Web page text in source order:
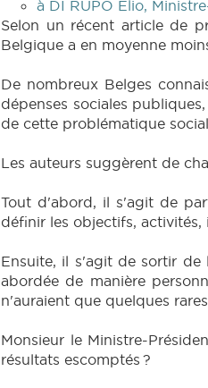
à DI RUPO Elio,
Selon un récent article de
Belgique a en moyenne
De nombreux Belges
dépenses sociales
de cette problématique
Les auteurs suggèrent de
Tout d'abord, il s'agit de
définir les objectifs, activités,
Ensuite, il s'agit de sortir de
abordée de manière
n'auraient que quelques
Monsieur le Ministre-
résultats escomptés ?